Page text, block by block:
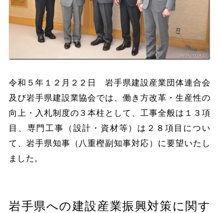
令和５年１２月２２日 岩手県建設産業団体連合会
及び岩手県建設業協会では、働き方改革・生産性の
向上・入札制度の３本柱として、工事全般は１３項
目、専門工事（設計・資材等）は２８項目につい
て、岩手県知事（八重樫副知事対応）に要望いたし
ました。
岩手県への建設産業振興対策に関す